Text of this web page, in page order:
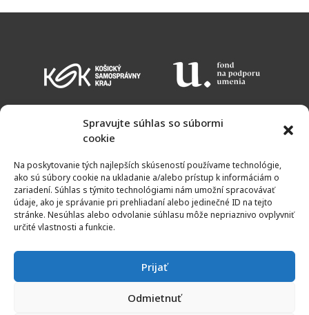
Spravujte súhlas so súbormi
cookie
Na poskytovanie tých najlepších skúseností používame technológie,
ako sú súbory cookie na ukladanie a/alebo prístup k informáciám o
zariadení. Súhlas s týmito technológiami nám umožní spracovávať
údaje, ako je správanie pri prehliadaní alebo jedinečné ID na tejto
stránke. Nesúhlas alebo odvolanie súhlasu môže nepriaznivo ovplyvniť
určité vlastnosti a funkcie.
Prijať
Odmietnuť
KALENDÁR PODUJATÍ
NEWSLETTER